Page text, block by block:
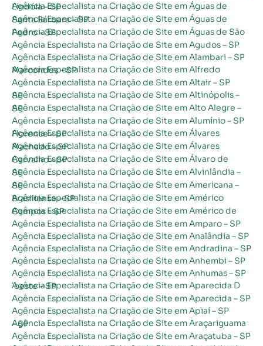
Agência Especialista na Criação de Site em Águas de Lindóia – SP
Agência Especialista na Criação de Site em Águas de Santa Bárbara – SP
Agência Especialista na Criação de Site em Águas de São Pedro – SP
Agência Especialista na Criação de Site em Agudos – SP
Agência Especialista na Criação de Site em Alambari – SP
Agência Especialista na Criação de Site em Alfredo Marcondes – SP
Agência Especialista na Criação de Site em Altair – SP
Agência Especialista na Criação de Site em Altinópolis – SP
Agência Especialista na Criação de Site em Alto Alegre – SP
Agência Especialista na Criação de Site em Alumínio – SP
Agência Especialista na Criação de Site em Álvares Florence – SP
Agência Especialista na Criação de Site em Álvares Machado – SP
Agência Especialista na Criação de Site em Álvaro de Carvalho – SP
Agência Especialista na Criação de Site em Alvinlândia – SP
Agência Especialista na Criação de Site em Americana – SP
Agência Especialista na Criação de Site em Américo Brasiliense – SP
Agência Especialista na Criação de Site em Américo de Campos – SP
Agência Especialista na Criação de Site em Amparo – SP
Agência Especialista na Criação de Site em Analândia – SP
Agência Especialista na Criação de Site em Andradina – SP
Agência Especialista na Criação de Site em Anhembi – SP
Agência Especialista na Criação de Site em Anhumas – SP
Agência Especialista na Criação de Site em Aparecida D´oeste – SP
Agência Especialista na Criação de Site em Aparecida – SP
Agência Especialista na Criação de Site em Apiaí – SP
Agência Especialista na Criação de Site em Araçariguama – SP
Agência Especialista na Criação de Site em Araçatuba – SP